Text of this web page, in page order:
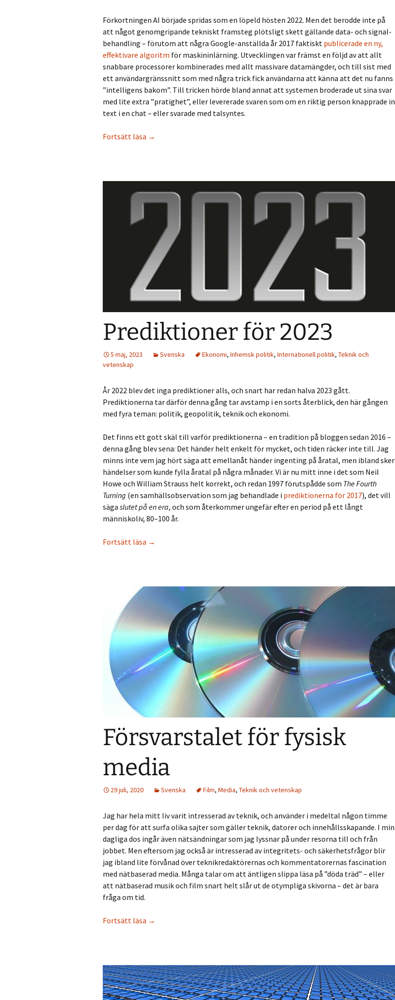
Förkortningen AI började spridas som en löpeld hösten 2022. Men det berodde inte på
att något genomgripande tekniskt framsteg plötsligt skett gällande data- och signal­
behandling – förutom att några Google-anställda år 2017 faktiskt publicerade en ny,
effektivare algoritm för maskininlärning. Utvecklingen var främst en följd av att allt
snabbare processorer kombinerades med allt massivare datamängder, och till sist med
ett användargränssnitt som med några trick fick användarna att känna att det nu fanns
”intelligens bakom”. Till tricken hörde bland annat att systemen broderade ut sina svar
med lite extra ”pratighet”, eller levererade svaren som om en riktig person knapprade in
text i en chat – eller svarade med talsyntes.
Fortsätt läsa AI – vad är det? Och vad är det inte?
→
Prediktioner för 2023
5 maj, 2023 Svenska Ekonomi, Inhemsk politik, Internationell politik, Teknik och
vetenskap
År 2022 blev det inga prediktioner alls, och snart har redan halva 2023 gått.
Prediktionerna tar därför denna gång tar avstamp i en sorts återblick, den här gången
med fyra teman: politik, geopolitik, teknik och ekonomi.
Det finns ett gott skäl till varför prediktionerna – en tradition på bloggen sedan 2016 –
denna gång blev sena: Det händer helt enkelt för mycket, och tiden räcker inte till. Jag
minns inte vem jag hört säga att emellanåt händer ingenting på åratal, men ibland sker
händelser som kunde fylla åratal på några månader. Vi är nu mitt inne i det som Neil
Howe och William Strauss helt korrekt, och redan 1997 förutspådde som The Fourth
Turning (en samhällsobservation som jag behandlade i prediktionerna för 2017), det vill
säga slutet på en era, och som återkommer ungefär efter en period på ett långt
människoliv, 80–100 år.
Fortsätt läsa Prediktioner för 2023
→
Försvarstalet för fysisk
media
29 juli, 2020 Svenska Film, Media, Teknik och vetenskap
Jag har hela mitt liv varit intresserad av teknik, och använder i medeltal någon timme
per dag för att surfa olika sajter som gäller teknik, datorer och innehållsskapande. I min
dagliga dos ingår även nätsändningar som jag lyssnar på under resorna till och från
jobbet. Men eftersom jag också är intresserad av integritets- och säkerhetsfrågor blir
jag ibland lite förvånad över teknikredaktörernas och kommentatorernas fascination
med nätbaserad media. Många talar om att äntligen slippa läsa på ”döda träd” – eller
att nätbaserad musik och film snart helt slår ut de otympliga skivorna – det är bara
fråga om tid.
Fortsätt läsa Försvarstalet för fysisk media
→